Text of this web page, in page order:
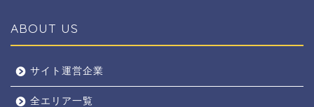
ABOUT US
サイト運営企業
全エリア一覧